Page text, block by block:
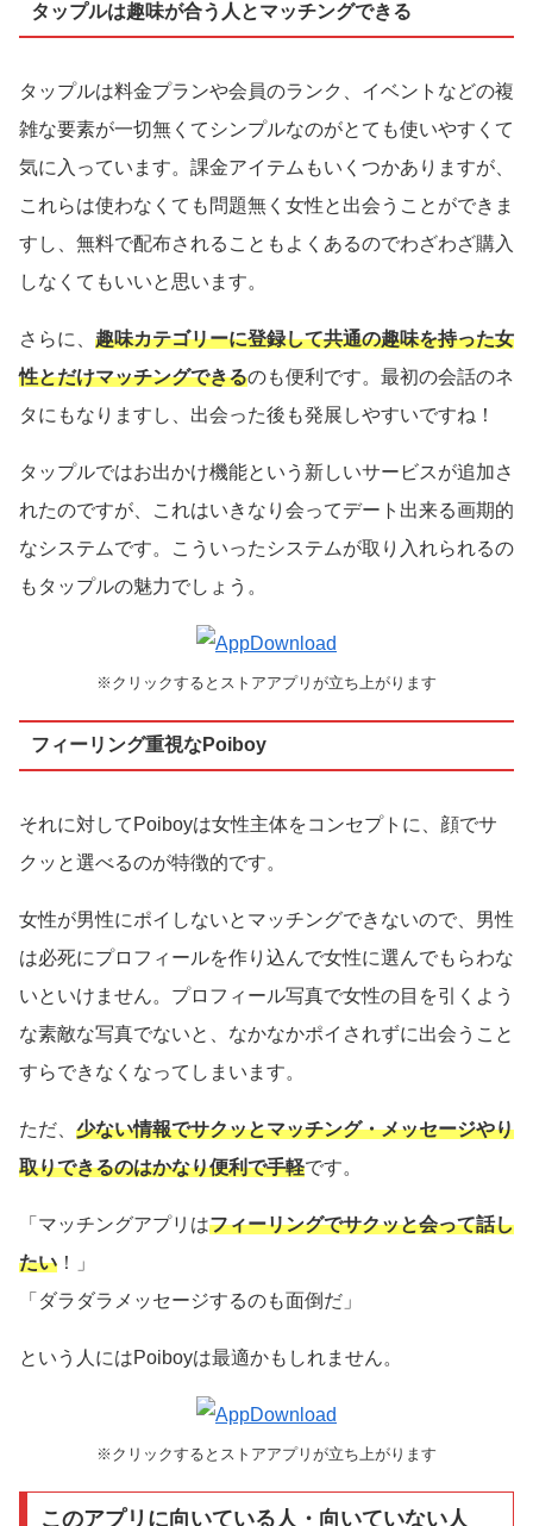
タップルは趣味が合う人とマッチングできる
タップルは料金プランや会員のランク、イベントなどの複
雑な要素が一切無くてシンプルなのがとても使いやすくて
気に入っています。課金アイテムもいくつかありますが、
これらは使わなくても問題無く女性と出会うことができま
すし、無料で配布されることもよくあるのでわざわざ購入
しなくてもいいと思います。
さらに、 趣味カテゴリーに登録して共通の趣味を持った女
性とだけマッチングできるのも便利です。最初の会話のネ
タにもなりますし、出会った後も発展しやすいですね！
タップルではお出かけ機能という新しいサービスが追加さ
れたのですが、これはいきなり会ってデート出来る画期的
なシステムです。こういったシステムが取り入れられるの
もタップルの魅力でしょう。
※クリックするとストアアプリが立ち上がります
フィーリング重視なPoiboy
それに対してPoiboyは女性主体をコンセプトに、顔でサ
クッと選べるのが特徴的です。
女性が男性にポイしないとマッチングできないので、男性
は必死にプロフィールを作り込んで女性に選んでもらわな
いといけません。プロフィール写真で女性の目を引くよう
な素敵な写真でないと、なかなかポイされずに出会うこと
すらできなくなってしまいます。
ただ、 少ない情報でサクッとマッチング・メッセージやり
取りできるのはかなり便利で手軽です。
「マッチングアプリはフィーリングでサクッと会って話し
たい ！」
「ダラダラメッセージするのも面倒だ」
という人にはPoiboyは最適かもしれません。
※クリックするとストアアプリが立ち上がります
このアプリに向いている人・向いていない人